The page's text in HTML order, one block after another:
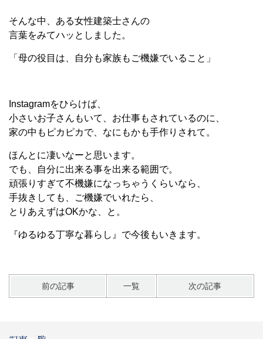
そんな中、ある女性建築士さんの
言葉をみてハッとしました。
「母の役目は、自分も家族もご機嫌でいること」
Instagramをひらけば、
小さいお子さんもいて、お仕事もされているのに、
家の中もピカピカで、なにもかも手作りされて。
ほんとに凄いなーと思います。
でも、自分に出来る事を出来る範囲で。
頑張りすぎて不機嫌になっちゃうくらいなら、
手抜きしても、ご機嫌でいれたら、
とりあえずはOKかな、と。
『ゆるゆる丁寧な暮らし』で今後もいきます。
前の記事 一覧 次の記事